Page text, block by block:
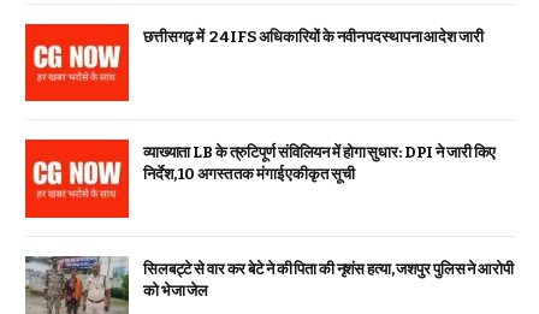
छत्तीसगढ़ में 24 IFS अधिकारियों के नवीन पदस्थापना आदेश जारी
व्याख्याता LB के त्रुटिपूर्ण संविलियन में होगा सुधार: DPI ने जारी किए
निर्देश, 10 अगस्त तक मंगाई एकीकृत सूची
सिलबट्टे से वार कर बेटे ने की पिता की नृशंस हत्या, जशपुर पुलिस ने आरोपी
को भेजा जेल